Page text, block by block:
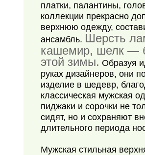
платки, палантины,
коллекции прекрасно
верхнюю одежду,
ансамбль. Шерсть
кашемир, шелк —
этой зимы. Образуя
руках дизайнеров, они
изделие в шедевр,
классическая мужская
пиджаки и сорочки не
сидят, но и сохраняют
длительного периода
Мужская стильная